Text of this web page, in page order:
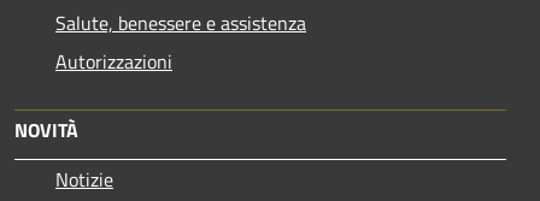
Salute, benessere e assistenza
Autorizzazioni
NOVITÀ
Notizie